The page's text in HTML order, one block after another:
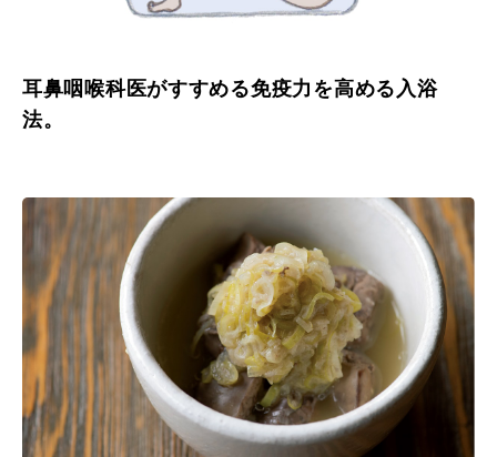
耳鼻咽喉科医がすすめる免疫力を高める入浴
法。